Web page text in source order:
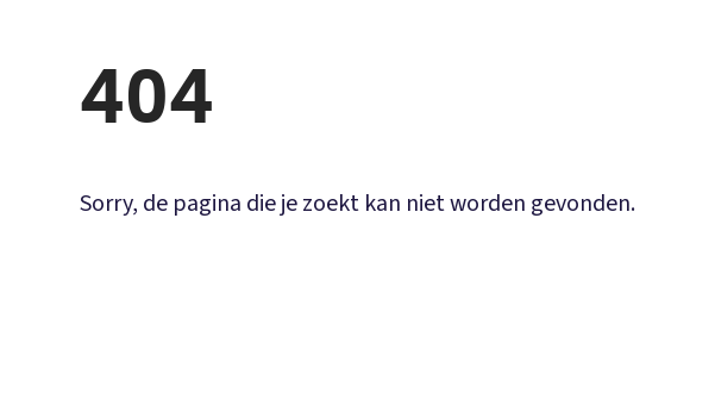
404
Sorry, de pagina die je zoekt kan niet worden gevonden.